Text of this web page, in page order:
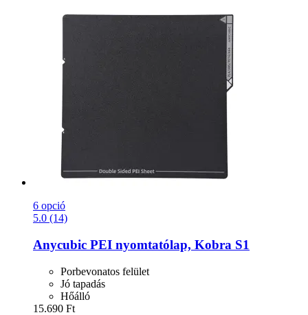
6 opció
5.0 (14)
Anycubic PEI nyomtatólap, Kobra S1
Porbevonatos felület
Jó tapadás
Hőálló
15.690 Ft